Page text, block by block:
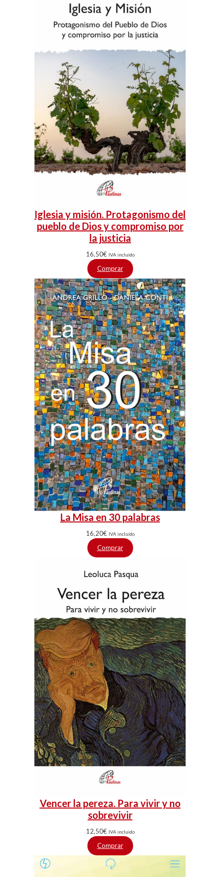
Iglesia y misión. Protagonismo del
pueblo de Dios y compromiso por
la justicia
16,50€ IVA incluido
Comprar
La Misa en 30 palabras
16,20€ IVA incluido
Comprar
Vencer la pereza. Para vivir y no
sobrevivir
12,50€ IVA incluido
Comprar